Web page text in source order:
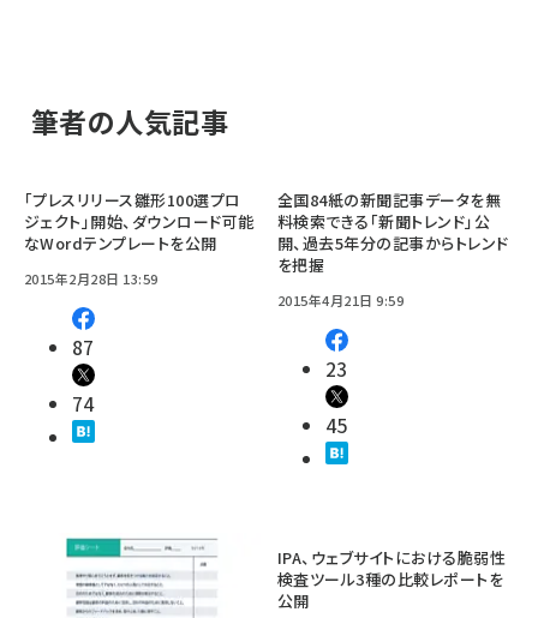
筆者の人気記事
「プレスリリース雛形100選プロ
ジェクト」開始、ダウンロード可能
なWordテンプレートを公開
2015年2月28日 13:59
87
74
全国84紙の新聞記事データを無
料検索できる「新聞トレンド」公
開、過去5年分の記事からトレンド
を把握
2015年4月21日 9:59
23
45
IPA、ウェブサイトにおける脆弱性
検査ツール3種の比較レポートを
公開